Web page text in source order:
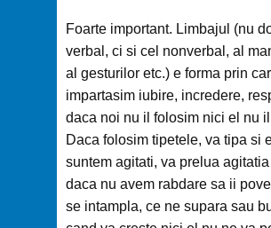
Foarte important. Limbajul (nu
verbal, ci si cel nonverbal, al
al gesturilor etc.) e forma prin
impartasim iubire, incredere,
daca noi nu il folosim nici el nu
Daca folosim tipetele, va tipa si
suntem agitati, va prelua
daca nu avem rabdare sa ii
se intampla, ce ne supara sau